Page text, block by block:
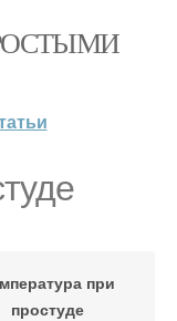
при
простуде